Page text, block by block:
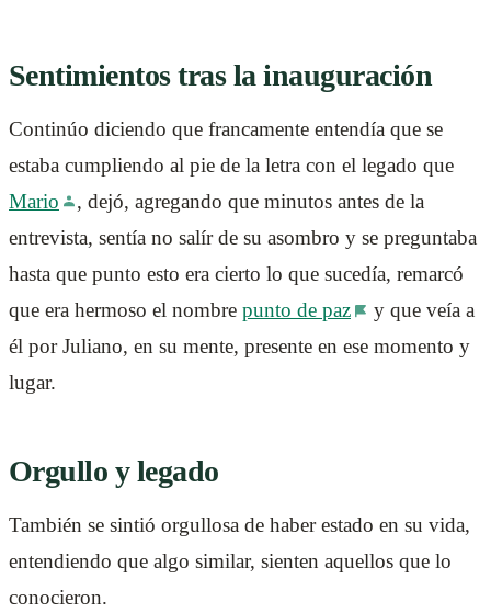
Sentimientos tras la inauguración
Continúo diciendo que francamente entendía que se
estaba cumpliendo al pie de la letra con el legado que
Mario
, dejó, agregando que minutos antes de la
entrevista, sentía no salír de su asombro y se preguntaba
hasta que punto esto era cierto lo que sucedía, remarcó
que era hermoso el nombre punto de paz
y que veía a
él por Juliano, en su mente, presente en ese momento y
lugar.
Orgullo y legado
También se sintió orgullosa de haber estado en su vida,
entendiendo que algo similar, sienten aquellos que lo
conocieron.